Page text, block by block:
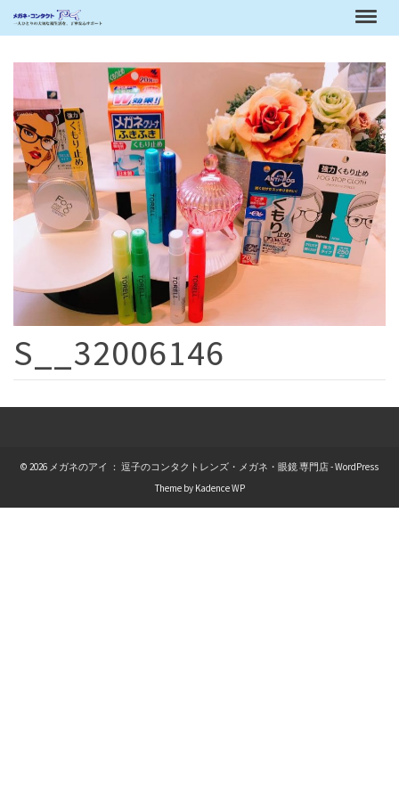
S__32006146
© 2026 メガネのアイ ： 逗子のコンタクトレンズ・メガネ・眼鏡 専門店 - WordPress
Theme by Kadence WP